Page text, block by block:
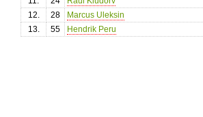
12.
28
Marcus Uleksin
13.
55 Hendrik Peru